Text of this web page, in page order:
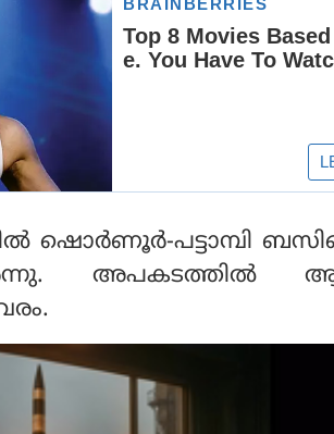
ഷൊര്‍ണൂര്‍-പട്ടാമ്പി
അപകടത്തില്‍